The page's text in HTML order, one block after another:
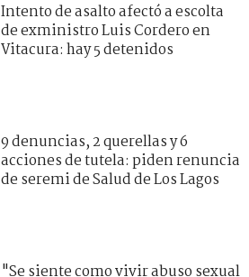
Intento de asalto afectó a escolta
de exministro Luis Cordero en
Vitacura: hay 5 detenidos
9 denuncias, 2 querellas y 6
acciones de tutela: piden renuncia
de seremi de Salud de Los Lagos
"Se siente como vivir abuso sexual